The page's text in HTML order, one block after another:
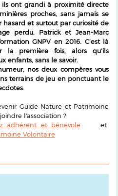
ont grandi à proximité directe
proches, sans jamais se
hasard et surtout par curiosité de
perdu, Patrick et Jean-Marc
GNPV en 2016. C’est là
la première fois, alors qu’ils
enfants, sans le savoir.
nos deux compères vous
terrains de jeu en ponctuant le
Guide Nature et Patrimoine
l'association ?
adhérent et bénévole et
Volontaire